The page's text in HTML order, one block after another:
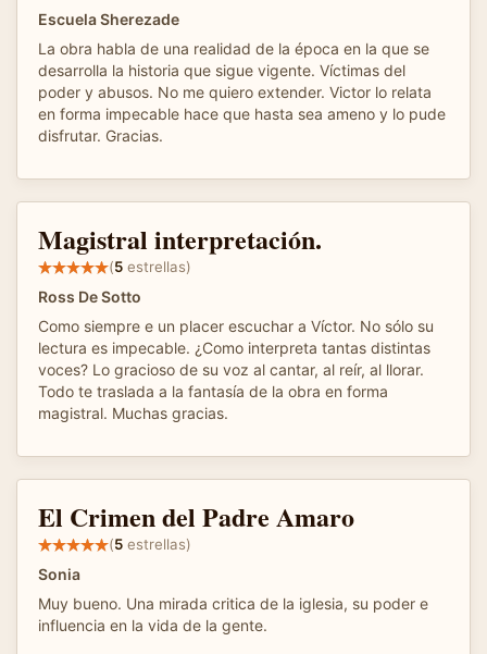
Escuela Sherezade
La obra habla de una realidad de la época en la que se
desarrolla la historia que sigue vigente. Víctimas del
poder y abusos. No me quiero extender. Victor lo relata
en forma impecable hace que hasta sea ameno y lo pude
disfrutar. Gracias.
Magistral interpretación.
(5 estrellas)
Ross De Sotto
Como siempre e un placer escuchar a Víctor. No sólo su
lectura es impecable. ¿Como interpreta tantas distintas
voces? Lo gracioso de su voz al cantar, al reír, al llorar.
Todo te traslada a la fantasía de la obra en forma
magistral. Muchas gracias.
El Crimen del Padre Amaro
(5 estrellas)
Sonia
Muy bueno. Una mirada critica de la iglesia, su poder e
influencia en la vida de la gente.